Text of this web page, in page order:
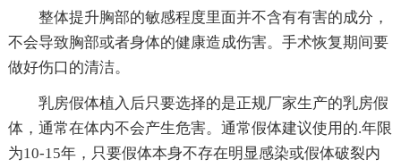
整体提升胸部的敏感程度里面并不含有有害的成分，
不会导致胸部或者身体的健康造成伤害。手术恢复期间要
做好伤口的清洁。
乳房假体植入后只要选择的是正规厂家生产的乳房假
体，通常在体内不会产生危害。通常假体建议使用的.年限
为10-15年，只要假体本身不存在明显感染或假体破裂内